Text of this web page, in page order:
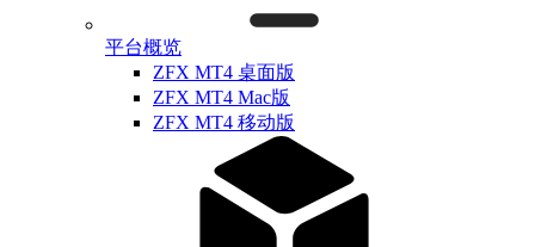
平台概览
ZFX MT4 桌面版
ZFX MT4 Mac版
ZFX MT4 移动版